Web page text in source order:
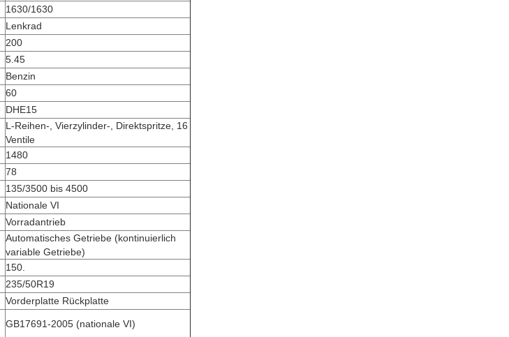
1630/1630
Lenkrad
200
5.45
Benzin
60
DHE15
L-Reihen-, Vierzylinder-, Direktspritze, 16
Ventile
1480
78
135/3500 bis 4500
Nationale VI
Vorradantrieb
Automatisches Getriebe (kontinuierlich
variable Getriebe)
150.
235/50R19
Vorderplatte Rückplatte
GB17691-2005 (nationale VI)